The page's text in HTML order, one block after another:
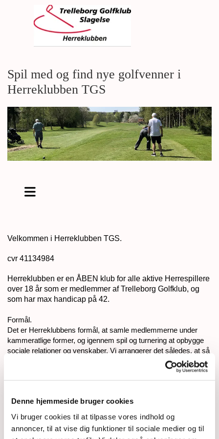
Denne hjemmeside bruger cookies
Vi bruger cookies til at tilpasse vores indhold og
annoncer, til at vise dig funktioner til sociale medier og til
Spil med og find nye golfvenner i
Herreklubben TGS
Velkommen i Herreklubben TGS.
cvr 41134984
Herreklubben er en ÅBEN klub for alle aktive Herrespillere
over 18 år som er medlemmer af Trelleborg Golfklub, og
som har max handicap på 42.
Formål.
Det er Herreklubbens formål, at samle medlemmerne under
kammeratlige former, og igennem spil og turnering at opbygge
sociale relationer og venskaber. Vi arrangerer det således, at så
mange af medlemmerne som muligt får mulighed for at spille
som vælges på den årlige Generalforsamling, ultimo
oktober/primo november jfr. Herreklubbens vedtægter.
Spilletidspunkt.